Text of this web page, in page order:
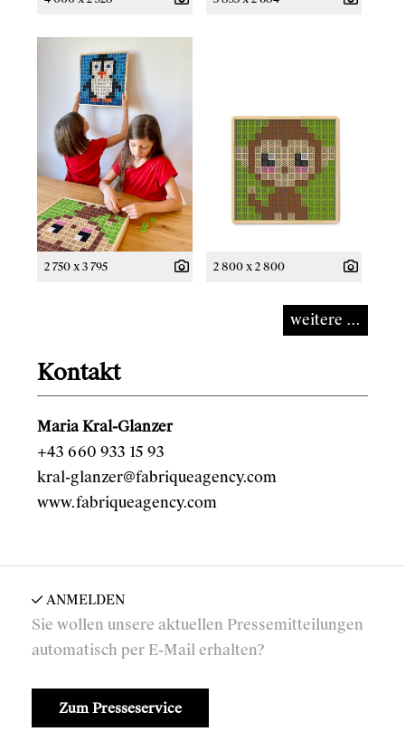
2 750 x 3 795 2 800 x 2 800
weitere ...
Kontakt
Maria Kral-Glanzer
+43 660 933 15 93
kral-glanzer@fabriqueagency.com
www.fabriqueagency.com
ANMELDEN
Sie wollen unsere aktuellen Pressemitteilungen
automatisch per E-Mail erhalten?
Zum Presseservice